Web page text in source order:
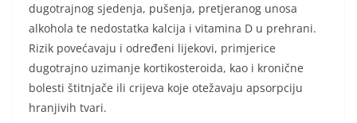
dugotrajnog sjedenja, pušenja, pretjeranog unosa
alkohola te nedostatka kalcija i vitamina D u prehrani.
Rizik povećavaju i određeni lijekovi, primjerice
dugotrajno uzimanje kortikosteroida, kao i kronične
bolesti štitnjače ili crijeva koje otežavaju apsorpciju
hranjivih tvari.